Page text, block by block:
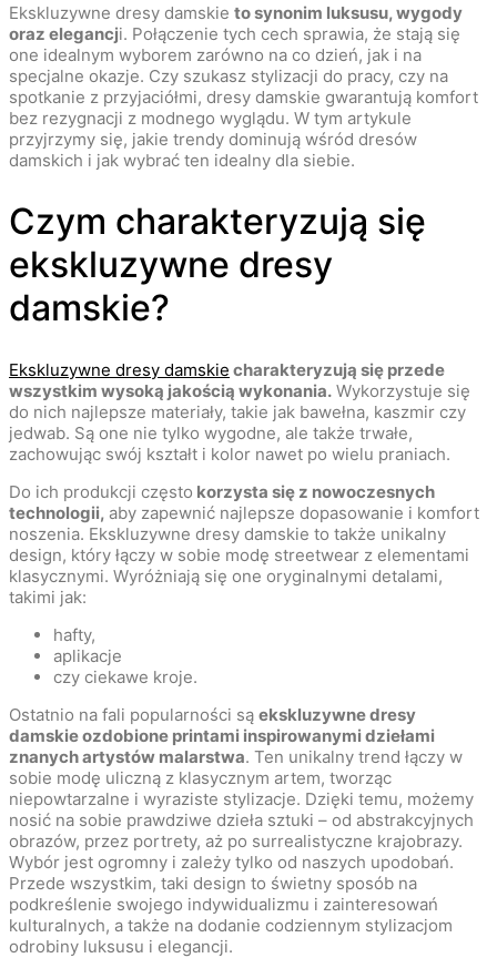
Ekskluzywne dresy damskie to synonim luksusu, wygody
oraz elegancji. Połączenie tych cech sprawia, że stają się
one idealnym wyborem zarówno na co dzień, jak i na
specjalne okazje. Czy szukasz stylizacji do pracy, czy na
spotkanie z przyjaciółmi, dresy damskie gwarantują komfort
bez rezygnacji z modnego wyglądu. W tym artykule
przyjrzymy się, jakie trendy dominują wśród dresów
damskich i jak wybrać ten idealny dla siebie.
Czym charakteryzują się
ekskluzywne dresy
damskie?
Ekskluzywne dresy damskie charakteryzują się przede
wszystkim wysoką jakością wykonania. Wykorzystuje się
do nich najlepsze materiały, takie jak bawełna, kaszmir czy
jedwab. Są one nie tylko wygodne, ale także trwałe,
zachowując swój kształt i kolor nawet po wielu praniach.
Do ich produkcji często korzysta się z nowoczesnych
technologii, aby zapewnić najlepsze dopasowanie i komfort
noszenia. Ekskluzywne dresy damskie to także unikalny
design, który łączy w sobie modę streetwear z elementami
klasycznymi. Wyróżniają się one oryginalnymi detalami,
takimi jak:
hafty,
aplikacje
czy ciekawe kroje.
Ostatnio na fali popularności są ekskluzywne dresy
damskie ozdobione printami inspirowanymi dziełami
znanych artystów malarstwa. Ten unikalny trend łączy w
sobie modę uliczną z klasycznym artem, tworząc
niepowtarzalne i wyraziste stylizacje. Dzięki temu, możemy
nosić na sobie prawdziwe dzieła sztuki – od abstrakcyjnych
obrazów, przez portrety, aż po surrealistyczne krajobrazy.
Wybór jest ogromny i zależy tylko od naszych upodobań.
Przede wszystkim, taki design to świetny sposób na
podkreślenie swojego indywidualizmu i zainteresowań
kulturalnych, a także na dodanie codziennym stylizacjom
odrobiny luksusu i elegancji.